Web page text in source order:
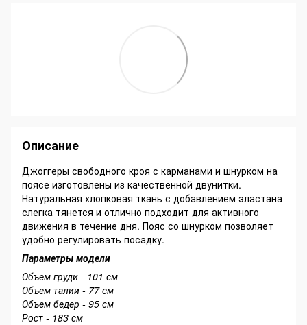
Описание
Джоггеры свободного кроя с карманами и шнурком на
поясе изготовлены из качественной двунитки.
Натуральная хлопковая ткань с добавлением эластана
слегка тянется и отлично подходит для активного
движения в течение дня. Пояс со шнурком позволяет
удобно регулировать посадку.
Параметры модели
Объем груди - 101 см
Объем талии - 77 см
Объем бедер - 95 см
Рост - 183 см